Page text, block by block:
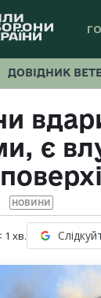
ДОВІДНИК
є
НОВИНИ
1 хв.